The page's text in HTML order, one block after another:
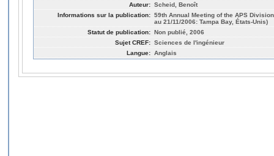
Auteur: Scheid, Benoît
Informations sur la publication: 59th Annual Meeting of the APS
au 21/11/2006: Tampa Bay, États-Unis)
Statut de publication: Non publié, 2006
Sujet CREF: Sciences de l'ingénieur
Langue: Anglais